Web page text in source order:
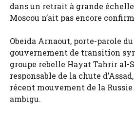
dans un retrait à grande
Moscou n’ait pas encore
Obeida Arnaout, porte-parole
gouvernement de transition
groupe rebelle Hayat Tahrir al-
responsable de la chute
récent mouvement de la Russie
ambigu.